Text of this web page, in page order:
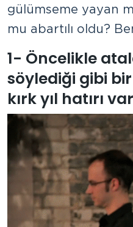
gülümseme yayan
mu abartılı oldu?
1- Öncelikle
söylediği gibi
kırk yıl hatırı